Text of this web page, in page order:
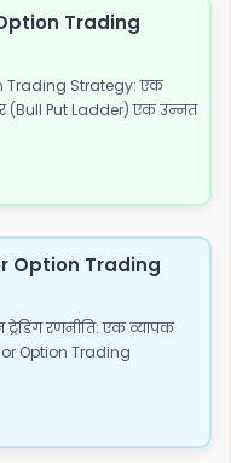
Trading
Trading Strategy: एक
(Bull Put Ladder) एक उन्नत
Option Trading
रणनीति: एक व्यापक
Option Trading